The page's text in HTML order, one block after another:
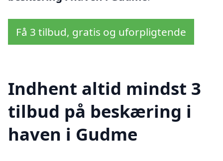
Få 3 tilbud, gratis og uforpligtende
Indhent altid mindst 3
tilbud på beskæring i
haven i Gudme